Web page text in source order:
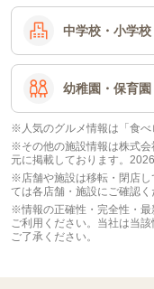
中学校・小学校
幼稚園・保育園
※人気のグルメ情報は「食べ
※その他の施設情報は株式会
元に掲載しております。
※店舗や施設は移転・閉店し
ては各店舗・施設にご確認く
※情報の正確性・完全性・最
ご利用ください。当社は当
ご了承ください。